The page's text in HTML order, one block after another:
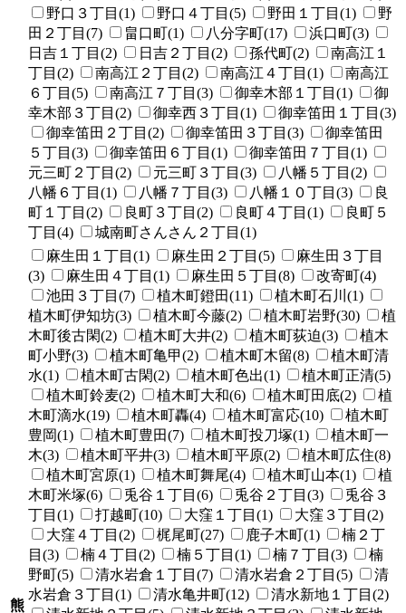
野口３丁目(1)
野口４丁目(5) 野田１丁目(1)
野
田２丁目(7)
畠口町(1) 八分字町(17)
浜口町(3)
日吉１丁目(2)
日吉２丁目(2) 孫代町(2)
南高江１
丁目(2)
南高江２丁目(2) 南高江４丁目(1)
南高江
６丁目(5)
南高江７丁目(3) 御幸木部１丁目(1)
御
幸木部３丁目(2)
御幸西３丁目(1)
御幸笛田１丁目(3)
御幸笛田２丁目(2)
御幸笛田３丁目(3)
御幸笛田
５丁目(3)
御幸笛田６丁目(1)
御幸笛田７丁目(1)
元三町２丁目(2)
元三町３丁目(3)
八幡５丁目(2)
八幡６丁目(1)
八幡７丁目(3) 八幡１０丁目(3)
良
町１丁目(2)
良町３丁目(2) 良町４丁目(1)
良町５
丁目(4)
城南町さんさん２丁目(1)
熊
麻生田１丁目(1) 麻生田２丁目(5)
麻生田３丁目
(3)
麻生田４丁目(1) 麻生田５丁目(8)
改寄町(4)
池田３丁目(7)
植木町鐙田(11)
植木町石川(1)
植木町伊知坊(3)
植木町今藤(2) 植木町岩野(30)
植
木町後古閑(2)
植木町大井(2) 植木町荻迫(3)
植木
町小野(3)
植木町亀甲(2) 植木町木留(8)
植木町清
水(1)
植木町古閑(2) 植木町色出(1)
植木町正清(5)
植木町鈴麦(2)
植木町大和(6) 植木町田底(2)
植
木町滴水(19)
植木町轟(4) 植木町富応(10)
植木町
豊岡(1)
植木町豊田(7) 植木町投刀塚(1)
植木町一
木(3)
植木町平井(3) 植木町平原(2)
植木町広住(8)
植木町宮原(1)
植木町舞尾(4) 植木町山本(1)
植
木町米塚(6)
兎谷１丁目(6) 兎谷２丁目(3)
兎谷３
丁目(1)
打越町(10) 大窪１丁目(1)
大窪３丁目(2)
大窪４丁目(2)
梶尾町(27) 鹿子木町(1)
楠２丁
目(3)
楠４丁目(2) 楠５丁目(1) 楠７丁目(3)
楠
野町(5)
清水岩倉１丁目(7) 清水岩倉２丁目(5)
清
水岩倉３丁目(1)
清水亀井町(12)
清水新地１丁目(2)